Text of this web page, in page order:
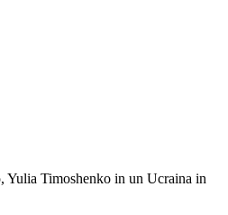
Yulia Timoshenko in un Ucraina in